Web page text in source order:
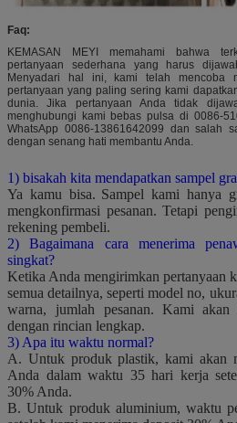
Faq:
KEMASAN MEYI memahami bahwa
pertanyaan sederhana yang harus
Menyadari hal ini, kami telah mencoba
pertanyaan yang paling sering kami
dunia. Jika pertanyaan Anda tidak
menghubungi kami bebas pulsa di 0086-
WhatsApp 0086-13861642099 dan salah
dengan senang hati membantu Anda.
1) bisakah kita mendapatkan sampel
Ya kamu bisa. Sampel kami hanya
mengkonfirmasi pesanan. Tetapi
rekening pembeli.
2) Bagaimana cara menerima
singkat?
Ketika Anda mengirimkan pertanyaan
semua detailnya, seperti model no,
warna, jumlah pesanan. Kami akan
dengan rincian lengkap.
3) Apa itu waktu normal?
A. Untuk produk plastik, kami akan
Anda dalam waktu 35 hari kerja
30% Anda.
B. Untuk produk aluminium, waktu